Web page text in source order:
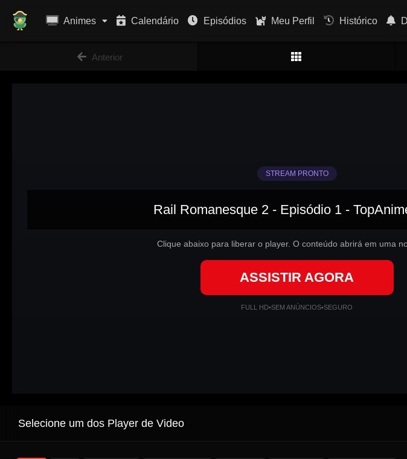
Animes Calendário Episódios Meu Perfil Histórico
Anterior
STREAM PRONTO
Rail Romanesque 2 - Episódio 1 -
Clique abaixo para liberar o player. O conteúdo abrirá em uma
ASSISTIR AGORA
FULL HD•SEM ANÚNCIOS•SEGURO
Selecione um dos Player de Video